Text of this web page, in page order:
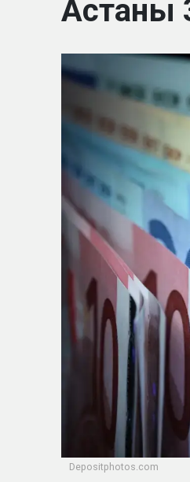
Астаны
Depositphotos.com